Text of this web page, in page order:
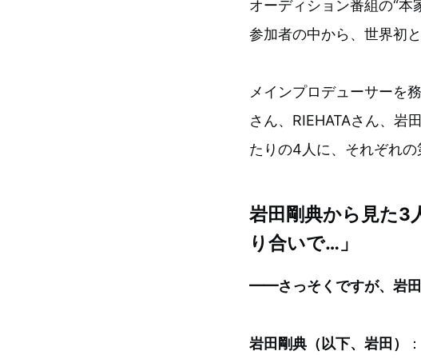
オーディション番組の“
参加者の中から、世界初
メインプロデューサーを
さん、RIEHATAさん、岩
たりの4人に、それぞれの
岩田剛典から見た3
り合いで…」
━━さっそくですが、岩田
岩田剛典（以下、岩田）